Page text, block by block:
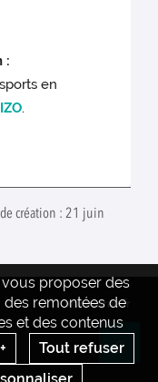
:
en
.
création : 21 juin
vous proposer des
remontées de
et des contenus
Tout refuser
www.inrae.fr